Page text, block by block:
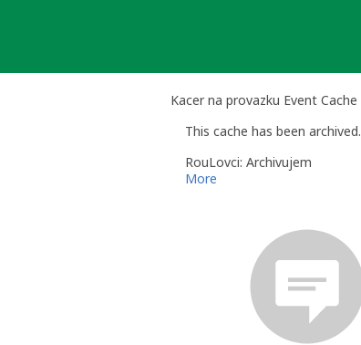
Kacer na provazku Event Cache
This cache has been archived.
RouLovci: Archivujem
More